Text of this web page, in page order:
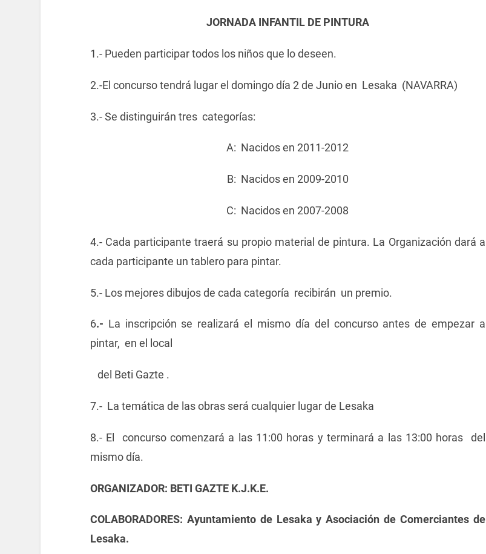
JORNADA INFANTIL DE PINTURA
1.- Pueden participar todos los niños que lo deseen.
2.-El concurso tendrá lugar el domingo día 2 de Junio en Lesaka (NAVARRA)
3.- Se distinguirán tres categorías:
A: Nacidos en 2011-2012
B: Nacidos en 2009-2010
C: Nacidos en 2007-2008
4.- Cada participante traerá su propio material de pintura. La Organización dará a
cada participante un tablero para pintar.
5.- Los mejores dibujos de cada categoría recibirán un premio.
6.- La inscripción se realizará el mismo día del concurso antes de empezar a
pintar, en el local
del Beti Gazte .
7.- La temática de las obras será cualquier lugar de Lesaka
8.- El concurso comenzará a las 11:00 horas y terminará a las 13:00 horas del
mismo día.
ORGANIZADOR: BETI GAZTE K.J.K.E.
COLABORADORES: Ayuntamiento de Lesaka y Asociación de Comerciantes de
Lesaka.